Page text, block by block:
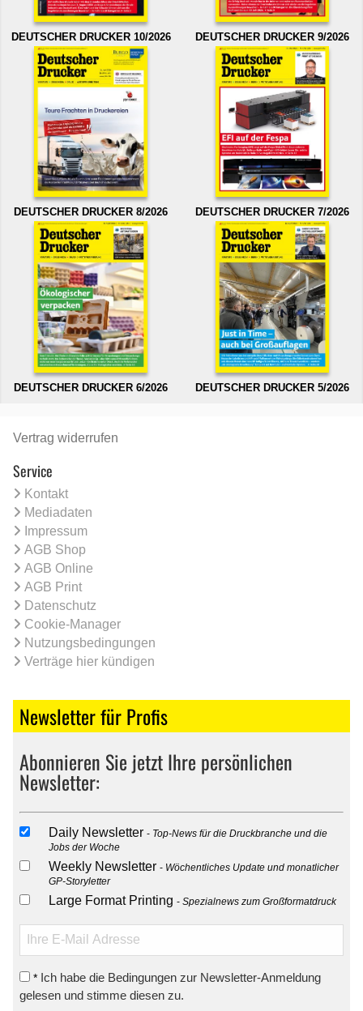
DEUTSCHER DRUCKER 10/2026 DEUTSCHER DRUCKER 9/2026
DEUTSCHER DRUCKER 8/2026 DEUTSCHER DRUCKER 7/2026
DEUTSCHER DRUCKER 6/2026 DEUTSCHER DRUCKER 5/2026
Vertrag widerrufen
Service
Kontakt
Mediadaten
Impressum
AGB Shop
AGB Online
AGB Print
Datenschutz
Cookie-Manager
Nutzungsbedingungen
Verträge hier kündigen
Newsletter für Profis
Abonnieren Sie jetzt Ihre persönlichen
Newsletter:
Daily Newsletter
Top-News für die Druckbranche und die
Jobs der Woche
Weekly Newsletter
Wöchentliches Update und monatlicher
GP-Storyletter
Large Format Printing Spezialnews zum Großformatdruck
* Ich habe die Bedingungen zur Newsletter-Anmeldung
gelesen und stimme diesen zu.